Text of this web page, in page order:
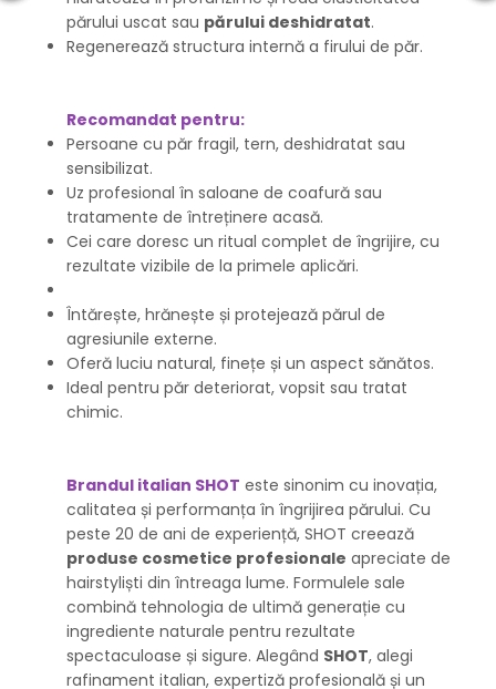
părului uscat sau părului deshidratat.
Regenerează structura internă a firului de păr.
Recomandat pentru:
Persoane cu păr fragil, tern, deshidratat sau
sensibilizat.
Uz profesional în saloane de coafură sau
tratamente de întreținere acasă.
Cei care doresc un ritual complet de îngrijire, cu
rezultate vizibile de la primele aplicări.
Întărește, hrănește și protejează părul de
agresiunile externe.
Oferă luciu natural, finețe și un aspect sănătos.
Ideal pentru păr deteriorat, vopsit sau tratat
chimic.
Brandul italian SHOT este sinonim cu inovația,
calitatea și performanța în îngrijirea părului. Cu
peste 20 de ani de experiență, SHOT creează
produse cosmetice profesionale apreciate de
hairstyliști din întreaga lume. Formulele sale
combină tehnologia de ultimă generație cu
ingrediente naturale pentru rezultate
spectaculoase și sigure. Alegând SHOT, alegi
rafinament italian, expertiză profesională și un